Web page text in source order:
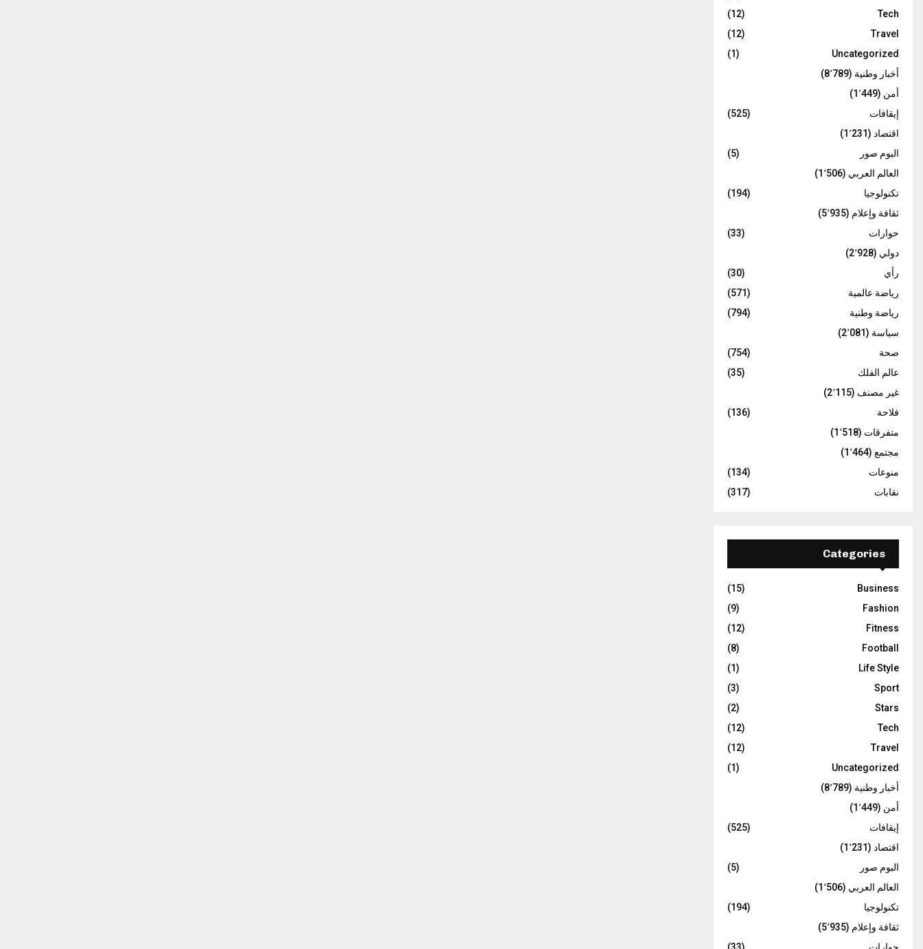
Tech
(12)
Travel
(12)
Uncategorized
(1)
أخبار وطنية (8٬789)
أمن (1٬449)
إيقافات
(525)
اقتصاد (1٬231)
البوم صور
(5)
العالم العربي (1٬506)
تكنولوجيا
(194)
ثقافة وإعلام (5٬935)
حوارات
(33)
دولي (2٬928)
رأي
(30)
رياضة عالمية
(571)
رياضة وطنية
(794)
سياسة (2٬081)
صحة
(754)
عالم الفلك
(35)
غير مصنف (2٬115)
فلاحة
(136)
متفرقات (1٬518)
مجتمع (1٬464)
منوعات
(134)
نقابات
(317)
Categories
Business
(15)
Fashion
(9)
Fitness
(12)
Football
(8)
Life Style
(1)
Sport
(3)
Stars
(2)
Tech
(12)
Travel
(12)
Uncategorized
(1)
أخبار وطنية (8٬789)
أمن (1٬449)
إيقافات
(525)
اقتصاد (1٬231)
البوم صور
(5)
العالم العربي (1٬506)
تكنولوجيا
(194)
ثقافة وإعلام (5٬935)